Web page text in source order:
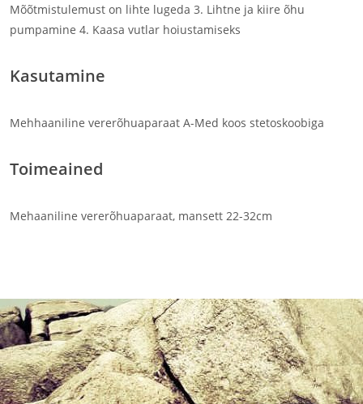
Mõõtmistulemust on lihte lugeda 3. Lihtne ja kiire õhu
pumpamine 4. Kaasa vutlar hoiustamiseks
Kasutamine
Mehhaaniline vererõhuaparaat A-Med koos stetoskoobiga
Toimeained
Mehaaniline vererõhuaparaat, mansett 22-32cm